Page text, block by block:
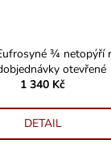
¾ netopýří
otevřené
1 340 Kč
DETAIL